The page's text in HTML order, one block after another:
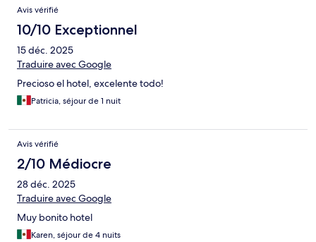
Avis vérifié
10/10 Exceptionnel
15 déc. 2025
Traduire avec Google
Precioso el hotel, excelente todo!
Patricia, séjour de 1 nuit
Avis vérifié
2/10 Médiocre
28 déc. 2025
Traduire avec Google
Muy bonito hotel
Karen, séjour de 4 nuits